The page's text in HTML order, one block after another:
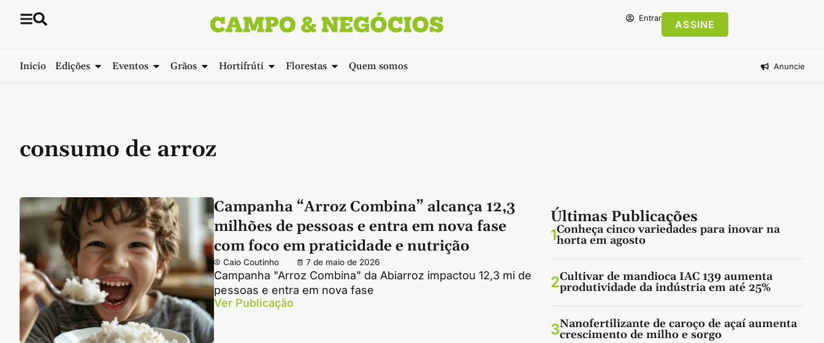
Entrar
ASSINE
Inicio Edições Eventos Grãos Hortifrúti Florestas Quem somos Anuncie
consumo de arroz
Campanha “Arroz Combina” alcança 12,3
milhões de pessoas e entra em nova fase
com foco em praticidade e nutrição
Caio Coutinho 7 de maio de 2026
Campanha "Arroz Combina" da Abiarroz impactou 12,3 mi de
pessoas e entra em nova fase
Ver Publicação
Últimas Publicações
1Conheça cinco variedades para inovar na
horta em agosto
2Cultivar de mandioca IAC 139 aumenta
produtividade da indústria em até 25%
3Nanofertilizante de caroço de açaí aumenta
crescimento de milho e sorgo